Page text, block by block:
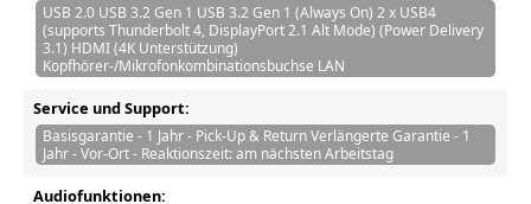
USB 2.0 USB 3.2 Gen 1 USB 3.2 Gen 1 (Always On) 2 x USB4
(supports Thunderbolt 4, DisplayPort 2.1 Alt Mode) (Power Delivery
3.1) HDMI (4K Unterstützung)
Kopfhörer-/Mikrofonkombinationsbuchse LAN
Service und Support:
Basisgarantie - 1 Jahr - Pick-Up & Return Verlängerte Garantie - 1
Jahr - Vor-Ort - Reaktionszeit: am nächsten Arbeitstag
Audiofunktionen: